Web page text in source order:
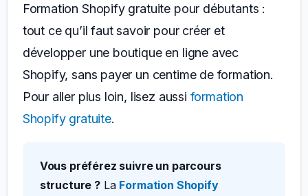
Formation Shopify gratuite pour débutants :
tout ce qu’il faut savoir pour créer et
développer une boutique en ligne avec
Shopify, sans payer un centime de formation.
Pour aller plus loin, lisez aussi formation
Shopify gratuite.
Vous préférez suivre un parcours
structure ?La Formation Shopify